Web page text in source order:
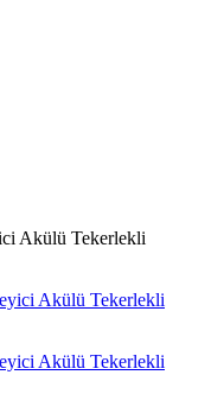
Akülü Tekerlekli